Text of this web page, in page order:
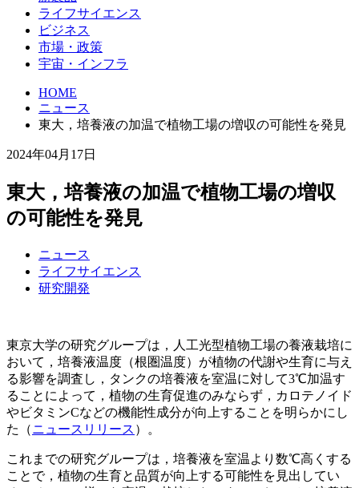
ライフサイエンス
ビジネス
市場・政策
宇宙・インフラ
HOME
ニュース
東大，培養液の加温で植物工場の増収の可能性を発見
2024年04月17日
東大，培養液の加温で植物工場の増収
の可能性を発見
ニュース
ライフサイエンス
研究開発
東京大学の研究グループは，人工光型植物工場の養液栽培に
おいて，培養液温度（根圏温度）が植物の代謝や生育に与え
る影響を調査し，タンクの培養液を室温に対して3℃加温す
ることによって，植物の生育促進のみならず，カロテノイド
やビタミンCなどの機能性成分が向上することを明らかにし
た（ニュースリリース ）。
これまでの研究グループは，培養液を室温より数℃高くする
ことで，植物の生育と品質が向上する可能性を見出してい